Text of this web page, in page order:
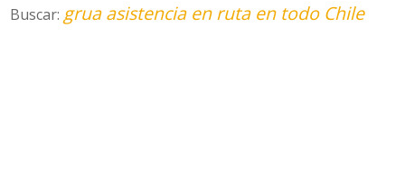
Buscar: grua asistencia en ruta en todo Chile